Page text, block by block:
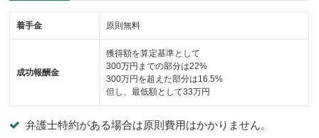
着手金 原則無料
成功報酬金
獲得額を算定基準として
300万円までの部分は22%
300万円を超えた部分は16.5%
但し、最低額として33万円
弁護士特約がある場合は原則費用はかかりません。